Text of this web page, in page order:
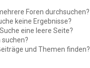
Foren durchsuchen?
keine Ergebnisse?
eine leere Seite?
suchen?
und Themen finden?